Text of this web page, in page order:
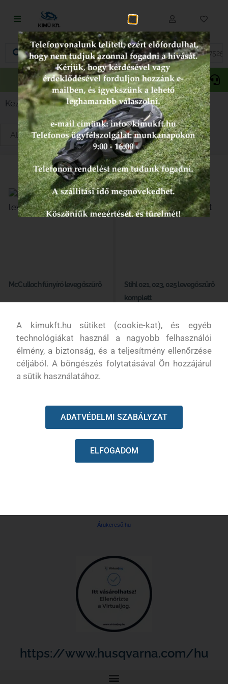
Fűnyírás
Vágás és fűrészelés
Akkumulátoros termékek
Talajápolás és tisztítás
Alkatrészek
Kenőanyagok és kannák
Védőfelszerelés
Tartozékok és kiegészítők
Akciós
termékek
Gepida Oregon
Kezdőlap/Fűnyíró alkatrészek/ Levegőszűrők
McCulloch fűnyíró levegőszűrő
3 660Ft
Kosárba
Stihl 021, 023, 025 levegőszűrő
komplett
1 200Ft
Kosárba
Árukereső.hu
https://www.husqvarna.com/hu
A kimukft.hu sütiket (cookie-kat), és egyéb
technológiákat használ a nagyobb felhasználói
élmény, a biztonság, és a teljesítmény ellenőrzése
céljából. A böngészés folytatásával Ön hozzájárul
a sütik használatához.
ADATVÉDELMI SZABÁLYZAT
ELFOGADOM